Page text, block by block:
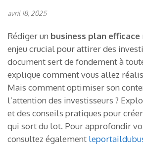
avril 18, 2025
Rédiger un business plan efficace
enjeu crucial pour attirer des
document sert de fondement à
explique comment vous allez
Mais comment optimiser son
l’attention des investisseurs ?
et des conseils pratiques pour
qui sort du lot. Pour approfondir
consultez également